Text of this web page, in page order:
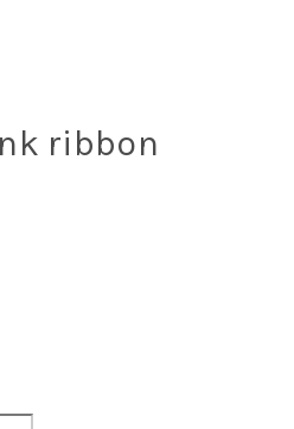
ribbon